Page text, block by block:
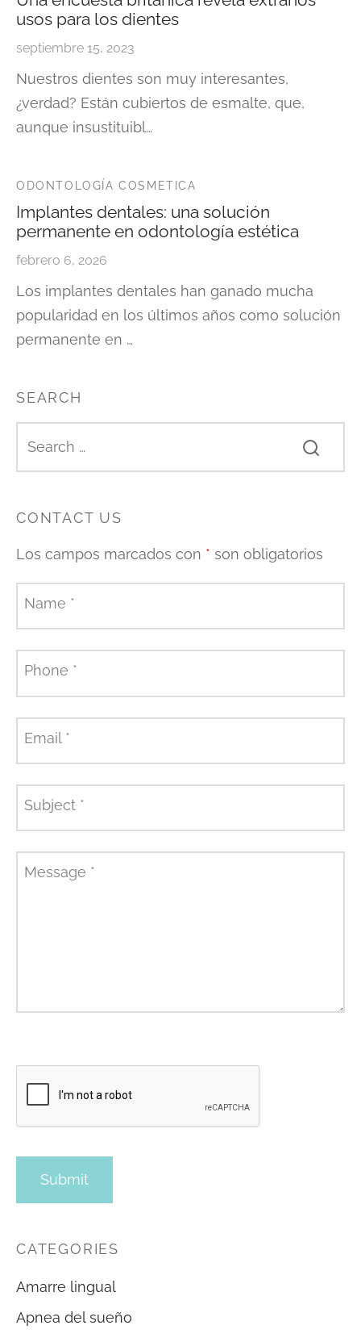
usos para los dientes
septiembre 15, 2023
Nuestros dientes son muy interesantes,
¿verdad? Están cubiertos de esmalte, que,
aunque insustituibl…
ODONTOLOGÍA COSMETICA
Implantes dentales: una solución
permanente en odontología estética
febrero 6, 2026
Los implantes dentales han ganado mucha
popularidad en los últimos años como solución
permanente en …
SEARCH
CONTACT US
Los campos marcados con * son obligatorios
Name *
Phone *
Email *
Subject *
Message *
CATEGORIES
Amarre lingual
Apnea del sueño